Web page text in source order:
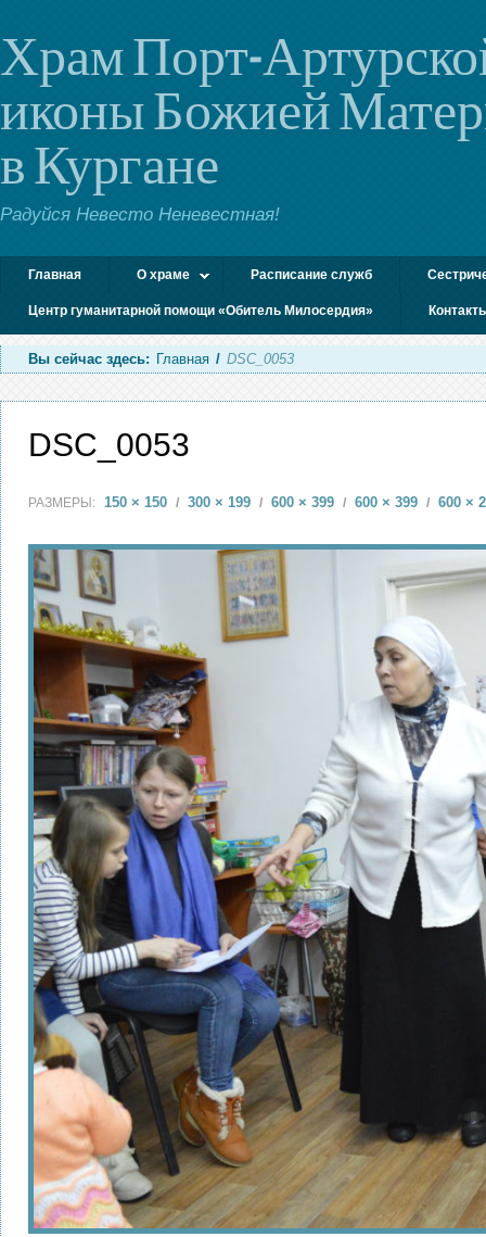
Храм Порт-
иконы Божией
в Кургане
Радуйся Невесто Неневестная!
Главная О храме Расписание служб
Центр гуманитарной помощи «Обитель Милосердия»
Вы сейчас здесь: Главная / DSC_0053
DSC_0053
РАЗМЕРЫ: 150 × 150 / 300 × 199 / 600 × 399 / 600 × 399 / 600 ×